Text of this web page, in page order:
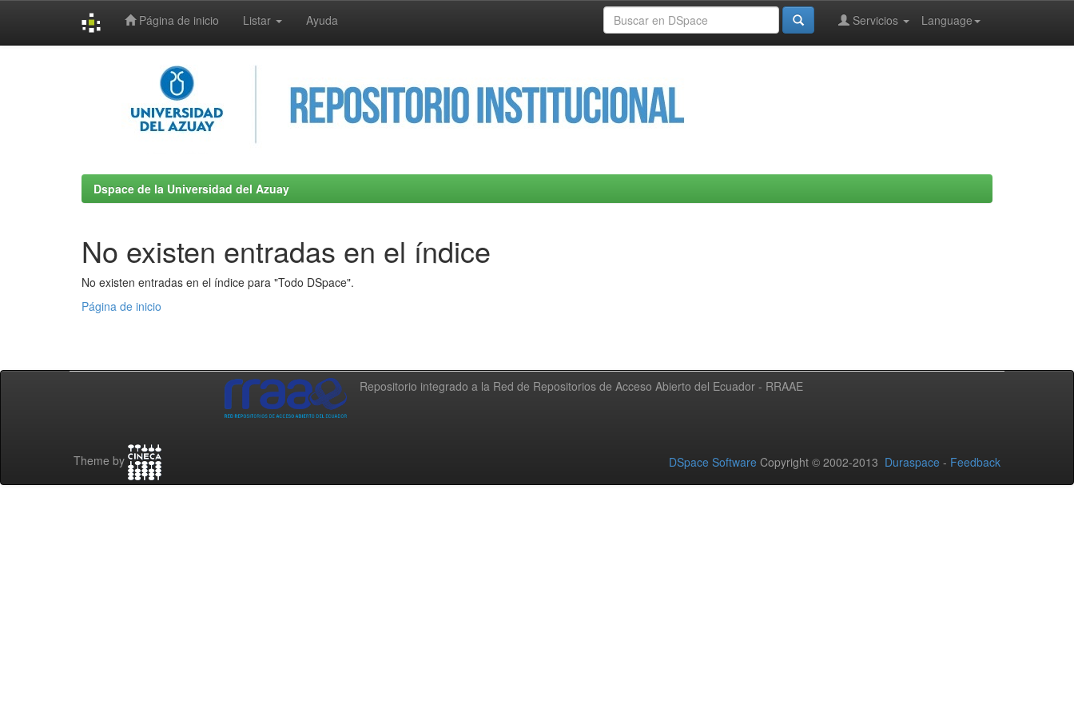
Página de inicio Listar Ayuda Language
Servicios
Dspace de la Universidad del Azuay
No existen entradas en el índice
No existen entradas en el índice para "Todo DSpace".
Página de inicio
Repositorio integrado a la Red de Repositorios de Acceso Abierto del Ecuador - RRAAE
Theme by DSpace Software Copyright © 2002-2013 Duraspace - Feedback